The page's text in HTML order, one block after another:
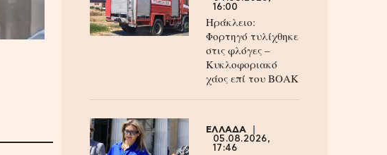
16:00
Ηράκλειο:
Φορτηγό τυλίχθηκε
στις φλόγες –
Κυκλοφοριακό
χάος επί του ΒΟΑΚ
ΕΛΛΑΔΑ
05.08.2026,
17:46